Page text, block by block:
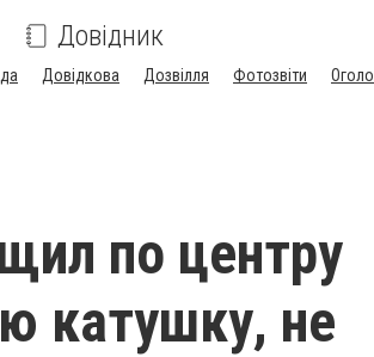
Довідник
Довідкова Дозвілля Фотозвіти
по центру
катушку, не